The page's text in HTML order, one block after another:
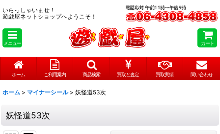
いらっしゃいませ！
遊戯屋ネットショップへようこそ！
メニュー カート
ホーム ご利用案内 商品検索 買取と査定 買取実績 問い合わせ
ホーム > マイナーシール > 妖怪道53次
妖怪道53次